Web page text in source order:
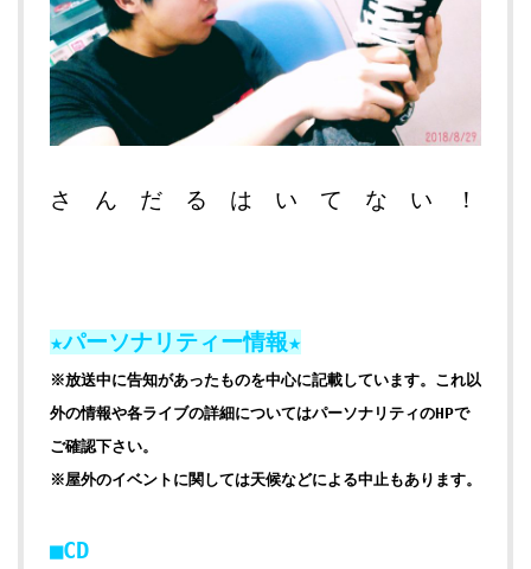
さ ん だ る は い て な い ！
★パーソナリティー情報★
※放送中に告知があったものを中心に記載しています。これ以
外の情報や各ライブの詳細についてはパーソナリティのHPで
ご確認下さい。
※屋外のイベントに関しては天候などによる中止もあります。
■CD